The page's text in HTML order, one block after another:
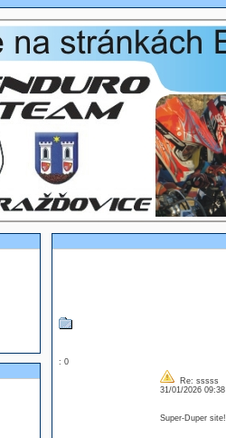
: 0
Re: sssss
31/01/2026
Super-Duper